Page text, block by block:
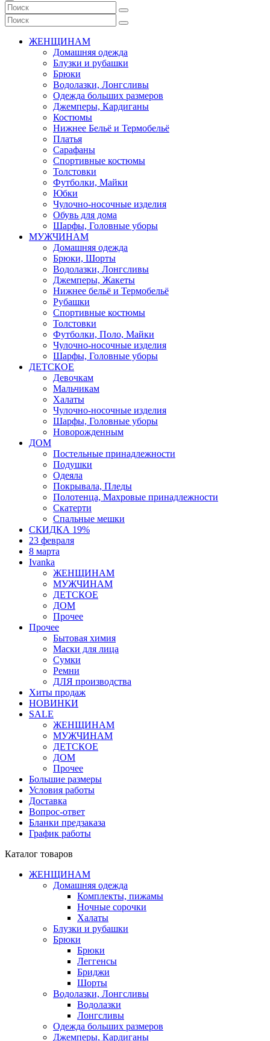
ЖЕНЩИНАМ
Домашняя одежда
Блузки и рубашки
Брюки
Водолазки, Лонгсливы
Одежда больших размеров
Джемперы, Кардиганы
Костюмы
Нижнее Бельё и Термобельё
Платья
Сарафаны
Спортивные костюмы
Толстовки
Футболки, Майки
Юбки
Чулочно-носочные изделия
Обувь для дома
Шарфы, Головные уборы
МУЖЧИНАМ
Домашняя одежда
Брюки, Шорты
Водолазки, Лонгсливы
Джемперы, Жакеты
Нижнее бельё и Термобельё
Рубашки
Спортивные костюмы
Толстовки
Футболки, Поло, Майки
Чулочно-носочные изделия
Шарфы, Головные уборы
ДЕТСКОЕ
Девочкам
Мальчикам
Халаты
Чулочно-носочные изделия
Шарфы, Головные уборы
Новорожденным
ДОМ
Постельные принадлежности
Подушки
Одеяла
Покрывала, Пледы
Полотенца, Махровые принадлежности
Скатерти
Спальные мешки
СКИДКА 19%
23 февраля
8 марта
Ivanka
ЖЕНЩИНАМ
МУЖЧИНАМ
ДЕТСКОЕ
ДОМ
Прочее
Прочее
Бытовая химия
Маски для лица
Сумки
Ремни
ДЛЯ производства
Хиты продаж
НОВИНКИ
SALE
ЖЕНЩИНАМ
МУЖЧИНАМ
ДЕТСКОЕ
ДОМ
Прочее
Большие размеры
Условия работы
Доставка
Вопрос-ответ
Бланки предзаказа
График работы
Каталог товаров
ЖЕНЩИНАМ
Домашняя одежда
Комплекты, пижамы
Ночные сорочки
Халаты
Блузки и рубашки
Брюки
Брюки
Леггенсы
Бриджи
Шорты
Водолазки, Лонгсливы
Водолазки
Лонгсливы
Одежда больших размеров
Джемперы, Кардиганы